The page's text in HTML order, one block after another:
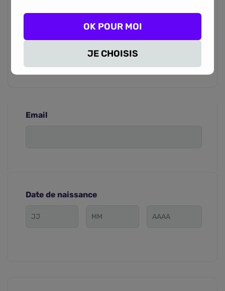
Email
Date de naissance
JE CHOISIS
OK POUR MOI